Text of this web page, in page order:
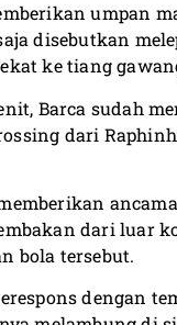
umpan
disebutkan
ke tiang
Barca sudah
dari
dari luar
bola tersebut.
dengan